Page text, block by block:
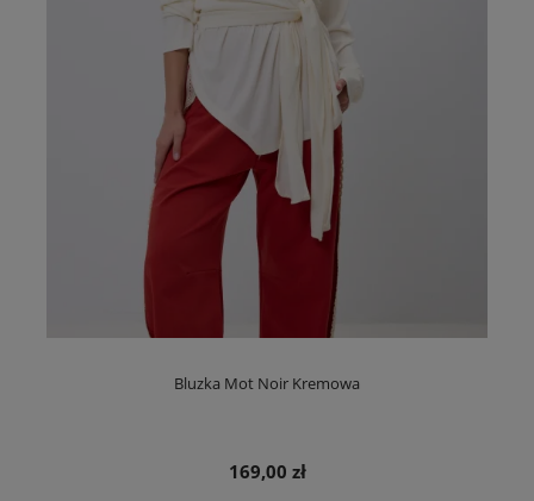
Bluzka Mot Noir Kremowa
169,00 zł